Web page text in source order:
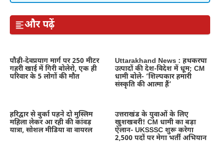
और पढ़ें
पौड़ी-देवप्रयाग मार्ग पर 250 मीटर
गहरी खाई में गिरी बोलेरो, एक ही
परिवार के 5 लोगों की मौत
Uttarakhand News : हथकरघा
उत्पादों की देश-विदेश में धूम; CM
धामी बोले- ‘शिल्पकार हमारी
संस्कृति की आत्मा हैं’
हरिद्वार से बुर्का पहने दो मुस्लिम
महिला लेकर आ रही की कांवड़
यात्रा, सोशल मीडिया वा वायरल
उत्तराखंड के युवाओं के लिए
खुशखबरी! CM धामी का बड़ा
ऐलान- UKSSSC शुरू करेगा
2,500 पदों पर मेगा भर्ती अभियान